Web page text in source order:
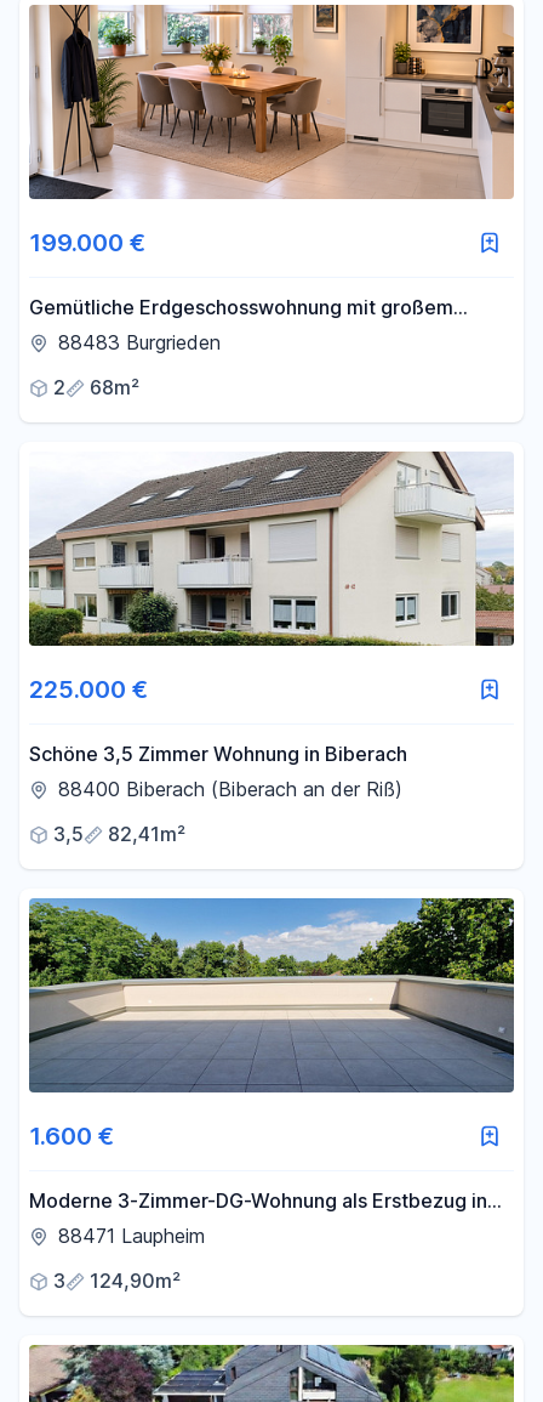
199.000 €
Gemütliche Erdgeschosswohnung mit großem
Wohnbereich, offener Küche und Garage
88483 Burgrieden
2
68m²
225.000 €
Schöne 3,5 Zimmer Wohnung in Biberach
88400 Biberach (Biberach an der Riß)
3,5
82,41m²
1.600 €
Moderne 3-Zimmer-DG-Wohnung als Erstbezug in
Laupheim
88471 Laupheim
3
124,90m²